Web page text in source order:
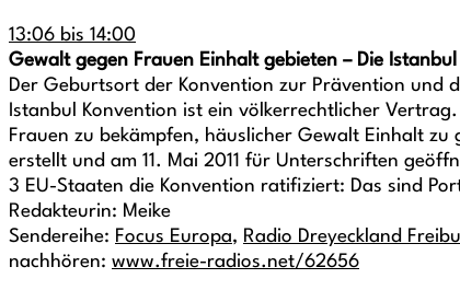
13:06 bis 14:00
Gewalt gegen Frauen Einhalt gebieten – Die
Der Geburtsort der Konvention zur Prävention und
Istanbul Konvention ist ein völkerrechtlicher
Frauen zu bekämpfen, häuslicher Gewalt Einhalt
erstellt und am 11. Mai 2011 für Unterschriften
3 EU-Staaten die Konvention ratifiziert: Das sind
Redakteurin: Meike
Sendereihe: Focus Europa, Radio Dreyeckland
nachhören: www.freie-radios.net/62656